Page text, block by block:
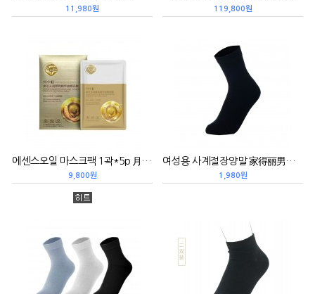
11,980원 119,800원
에센스오일 마스크팩 1곽*5p 月中桂参芝玉润紧致精华油敷面膜
9,800원
여성용 사계절장양말 家得丽男士四季长袜
1,980원